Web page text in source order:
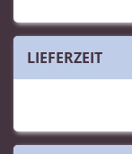
LIEFERZEIT